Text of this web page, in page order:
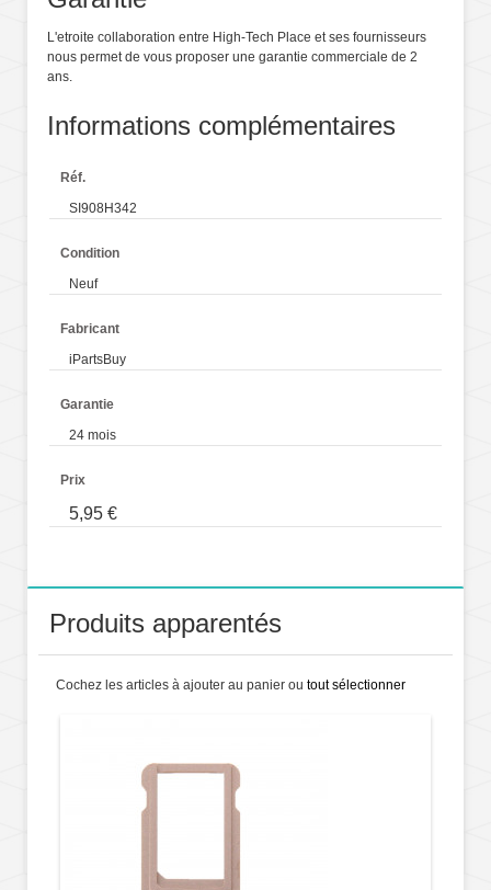
L'etroite collaboration entre High-Tech Place et ses fournisseurs
nous permet de vous proposer une garantie commerciale de 2
ans.
Informations complémentaires
Réf.
SI908H342
Condition
Neuf
Fabricant
iPartsBuy
Garantie
24 mois
Prix
5,95 €
Produits apparentés
Cochez les articles à ajouter au panier ou tout sélectionner